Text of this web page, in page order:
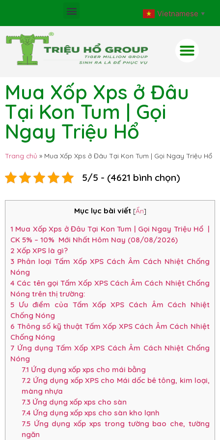
Vietnamese ▼
Mua Xốp Xps ở Đâu
Tại Kon Tum | Gọi
Ngay Triệu Hổ
Trang chủ » Mua Xốp Xps ở Đâu Tại Kon Tum | Gọi Ngay Triệu Hổ
5/5 - (4621 bình chọn)
Mục lục bài viết [Ẩn]
1 Mua Xốp Xps ở Đâu Tại Kon Tum | Gọi Ngay Triệu Hổ |
CK 5% – 10% Mới Nhất Hôm Nay (08/08/2026)
2 Xốp XPS là gì?
3 Phân loại Tấm Xốp XPS Cách Âm Cách Nhiệt Chống
Nóng
4 Các tên gọi Tấm Xốp XPS Cách Âm Cách Nhiệt Chống
Nóng trên thị trường:
5 Ưu điểm của Tấm Xốp XPS Cách Âm Cách Nhiệt
Chống Nóng
6 Thông số kỹ thuật Tấm Xốp XPS Cách Âm Cách Nhiệt
Chống Nóng
7 Ứng dụng Tấm Xốp XPS Cách Âm Cách Nhiệt Chống
Nóng
7.1 Ứng dụng xốp xps cho mái bằng
7.2 Ứng dụng xốp XPS cho Mái dốc bê tông, kim loại,
màng nhựa
7.3Ứng dụng xốp xps cho sàn
7.4 Ứng dụng xốp xps cho sàn kho lạnh
7.5Ứng dụng xốp xps trong tường bao che, tường
ngăn